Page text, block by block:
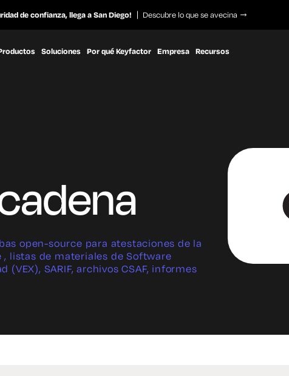
de confianza, llega a San Diego! Descubre lo que se avecina
Soluciones Por qué Keyfactor Empresa Recursos
open-source para atestaciones de la
listas de materiales de Software
SARIF, archivos CSAF, informes